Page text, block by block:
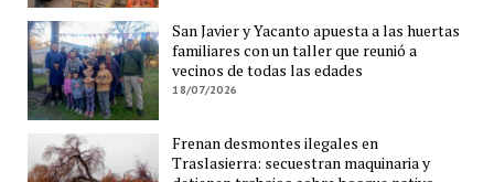
San Javier y Yacanto apuesta a las huertas
familiares con un taller que reunió a
vecinos de todas las edades
18/07/2026
Frenan desmontes ilegales en
Traslasierra: secuestran maquinaria y